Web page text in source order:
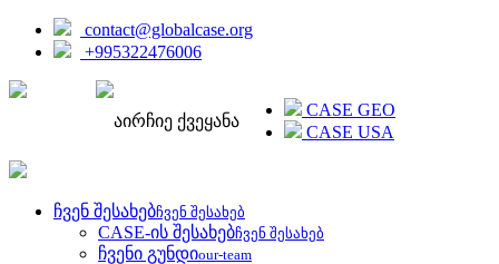
contact@globalcase.org
+995322476006
აირჩიე ქვეყანა
CASE GEO
CASE USA
ჩვენ შესახებჩვენ შესახებ
CASE-ის შესახებჩვენ შესახებ
ჩვენი გუნდიour-team